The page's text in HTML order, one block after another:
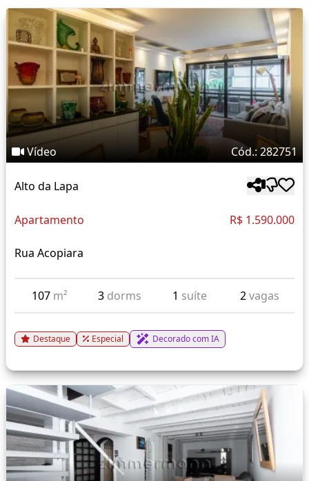
Vídeo Cód.: 282751
Alto da Lapa
Apartamento R$ 1.590.000
Rua Acopiara
107 m² 3 dorms 1 suíte 2vagas
Destaque Especial Decorado com IA